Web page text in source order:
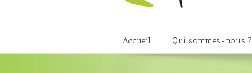
Accueil Qui sommes-nous ?